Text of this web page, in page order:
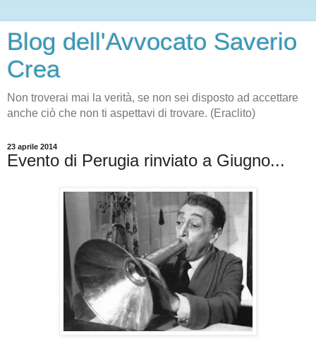
Blog dell'Avvocato Saverio
Crea
Non troverai mai la verità, se non sei disposto ad accettare
anche ciò che non ti aspettavi di trovare. (Eraclito)
23 aprile 2014
Evento di Perugia rinviato a Giugno...